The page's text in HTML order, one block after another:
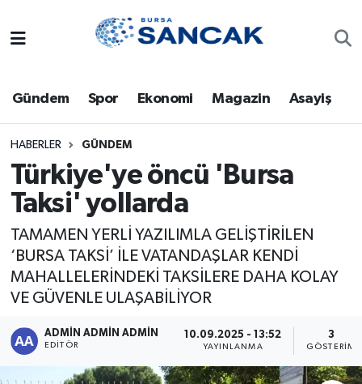
Gündem Spor Ekonomi Magazin Asayiş
HABERLER GÜNDEM
Türkiye'ye öncü 'Bursa
Taksi' yollarda
TAMAMEN YERLİ YAZILIMLA GELİŞTİRİLEN
‘BURSA TAKSİ’ İLE VATANDAŞLAR KENDİ
MAHALLELERİNDEKİ TAKSİLERE DAHA KOLAY
VE GÜVENLE ULAŞABİLİYOR
ADMİN ADMİN ADMİN
EDITÖR
10.09.2025 - 13:52
YAYINLANMA
3
GÖSTERIM
Bursa
Dünya
Eğitim
Ekonomi
Genel
Magazin
Trafik Durumu
Süper Lig Puan Durumu ve Fikstür
Tüm Manşetler
Son Dakika Haberleri
Haber Arşivi